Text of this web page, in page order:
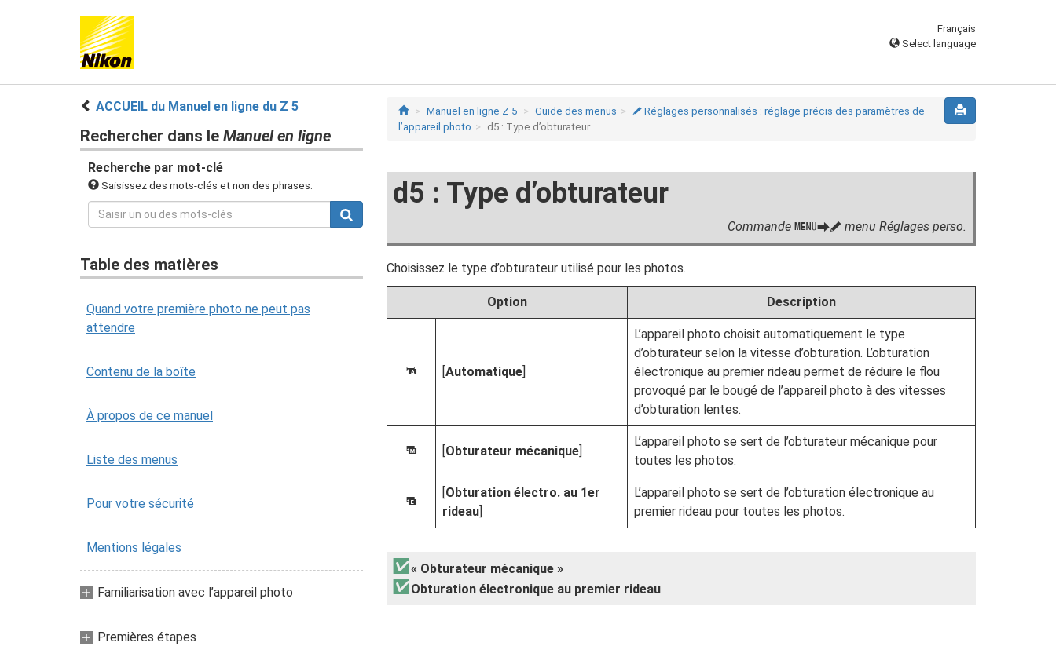
Français
Select language
ACCUEIL du Manuel en ligne du Z 5
Rechercher dans le Manuel en ligne
Recherche par mot-clé
Saisissez des mots-clés et non des phrases.
Table des matières
Quand votre première photo ne peut pas
attendre
Contenu de la boîte
À propos de ce manuel
Liste des menus
Pour votre sécurité
Mentions légales
Familiarisation avec l’appareil photo
Premières étapes
Manuel en ligne Z 5 Guide des menus A Réglages personnalisés : réglage précis des paramètres de
l’appareil photo
d5 : Type d’obturateur
d5 : Type d’obturateur
Commande GUA menu Réglages perso.
Choisissez le type d’obturateur utilisé pour les photos.
Option Description
O [Automatique]
L’appareil photo choisit automatiquement le type
d’obturateur selon la vitesse d’obturation. L’obturation
électronique au premier rideau permet de réduire le flou
provoqué par le bougé de l’appareil photo à des vitesses
d’obturation lentes.
P [Obturateur mécanique]
L’appareil photo se sert de l’obturateur mécanique pour
toutes les photos.
x
[Obturation électro. au 1er
rideau]
L’appareil photo se sert de l’obturation électronique au
premier rideau pour toutes les photos.
« Obturateur mécanique »
Obturation électronique au premier rideau